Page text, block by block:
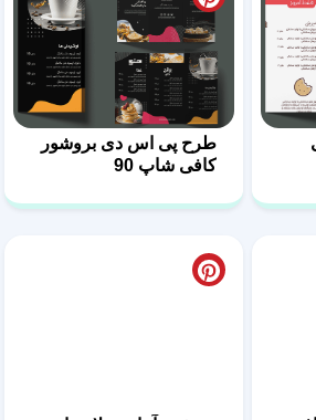
طرح پی اس دی بروشور
کافی شاپ 90